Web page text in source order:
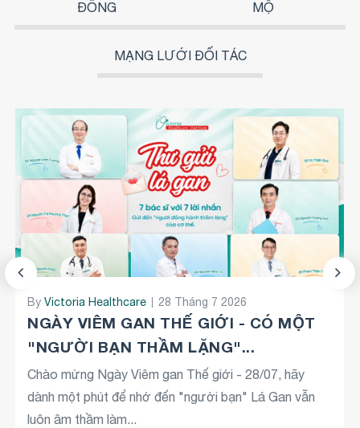
ĐỒNG MỘ
MẠNG LƯỚI ĐỐI TÁC
ByVictoria Healthcare 08 Tháng 4 2026
CŨNG LÀ BẠN - NHƯNG KHÁC NHAU Ở
MỘT QUYẾT ĐỊNH: KHÁM...
- Luôn bận rộn - Ngại đi khám vì chưa thấy gì nghiêm
trọng - Nghĩ rằng vẫn còn thời gian Nhưng thực tế
là:...
ByVictoria Healthcare 28 Tháng 7 2026
NGÀY VIÊM GAN THẾ GIỚI - CÓ MỘT
"NGƯỜI BẠN THẦM LẶNG"...
Chào mừng Ngày Viêm gan Thế giới - 28/07, hãy
dành một phút để nhớ đến "người bạn" Lá Gan vẫn
luôn âm thầm làm...